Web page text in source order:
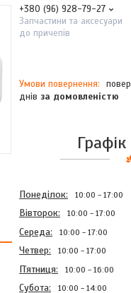
+380 (96) 928-79-27
Запчастини та аксесуари
до причепів
днів за домовленістю
Понеділок 10:00 17:00
Вівторок 10:00 17:00
Середа 10:00 17:00
Четвер 10:00 17:00
Пʼятниця 10:00 16:00
Субота 10:00 14:00